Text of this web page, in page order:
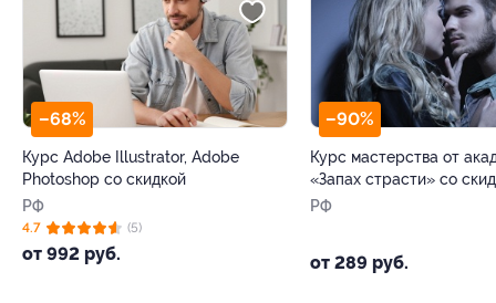
–68%
Курс Adobe Illustrator, Adobe
Photoshop со скидкой
РФ
от 992 руб.
4.7 (5)
–90%
Курс мастерства от
«Запах страсти» со
РФ
от 289 руб.